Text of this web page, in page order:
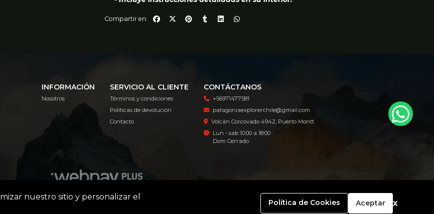
Compartir en:
INFORMACIÓN
Nosotros
SERVICIO AL CLIENTE
Términos y condiciones
Políticas de devolución
Contacto
CONTÁCTANOS
+56971477581
patagoniaexplorerchile@gmail.com
Volcán Corcovado 4942, Puerto Montt
Lun - sab 10:00 a 18:00
Dom Cerrado
nuestro sitio y personalizar el
Política de Cookies Aceptar x